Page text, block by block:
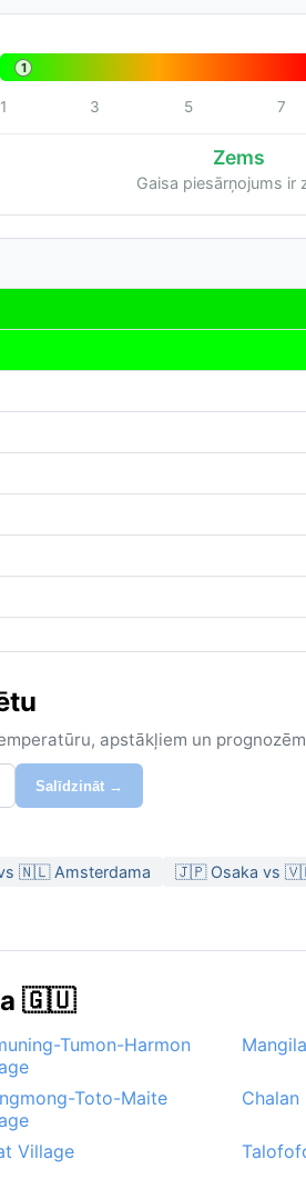
1
1 3 5 7
Zems
Gaisa piesārņojums ir
apstākļiem un
Salīdzināt →
🇳🇱 Amsterdama
🇯🇵 Osaka vs
🇬🇺
Tumon-Harmon
Toto-Maite
Village